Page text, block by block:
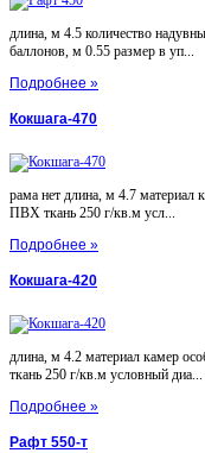
длина, м 4.5 количество
баллонов, м 0.55 размер в уп...
Подробнее »
Кокшага-470
рама нет длина, м 4.7 материал
ПВХ ткань 250 г/кв.м усл...
Подробнее »
Кокшага-420
длина, м 4.2 материал камер
ткань 250 г/кв.м условный диа...
Подробнее »
Рафт 550-т